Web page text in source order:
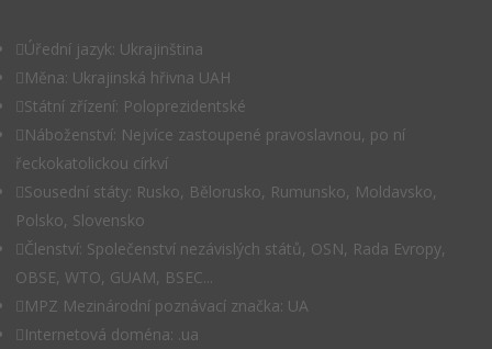
Úřední jazyk: Ukrajinština
Měna: Ukrajinská hřivna UAH
Státní zřízení: Poloprezidentské
Náboženství: Nejvíce zastoupené pravoslavnou, po ní
řeckokatolickou církví
Sousední státy: Rusko, Bělorusko, Rumunsko, Moldavsko,
Polsko, Slovensko
Členství: Společenství nezávislých států, OSN, Rada Evropy,
OBSE, WTO, GUAM, BSEC...
MPZ Mezinárodní poznávací značka: UA
Internetová doména: .ua